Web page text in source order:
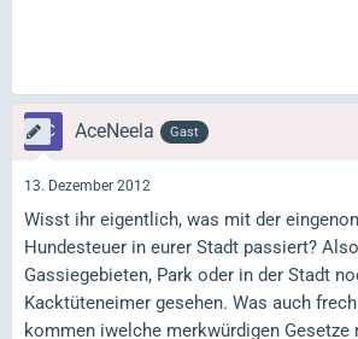
AceNeela Gast
13. Dezember 2012
Wisst ihr eigentlich, was mit der
Hundesteuer in eurer Stadt passiert?
Gassiegebieten, Park oder in der Stadt
Kacktüteneimer gesehen. Was auch
kommen iwelche merkwürdigen Gesetze